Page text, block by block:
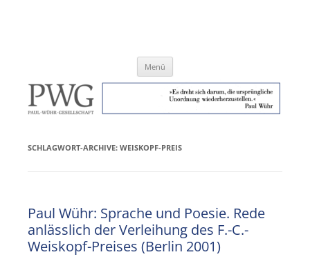
Menü
SCHLAGWORT-ARCHIVE: WEISKOPF-PREIS
Paul Wühr: Sprache und Poesie. Rede
anlässlich der Verleihung des F.-C.-
Weiskopf-Preises (Berlin 2001)